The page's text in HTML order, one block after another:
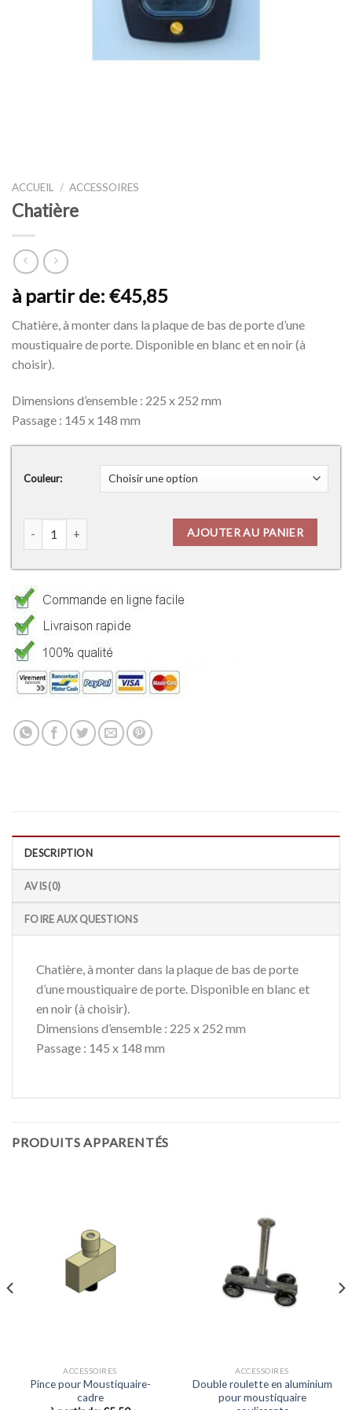
ACCUEIL / ACCESSOIRES
Chatière
à partir de: €45,85
Chatière, à monter dans la plaque de bas de porte d’une
moustiquaire de porte. Disponible en blanc et en noir (à
choisir).
Dimensions d’ensemble : 225 x 252 mm
Passage : 145 x 148 mm
Couleur:
AJOUTER AU PANIER
DESCRIPTION
AVIS (0)
FOIRE AUX QUESTIONS
Chatière, à monter dans la plaque de bas de porte
d’une moustiquaire de porte. Disponible en blanc et
en noir (à choisir).
Dimensions d’ensemble : 225 x 252 mm
Passage : 145 x 148 mm
PRODUITS APPARENTÉS
ACCESSOIRES
Pince pour Moustiquaire-
cadre
ACCESSOIRES
Double roulette en aluminium
pour moustiquaire